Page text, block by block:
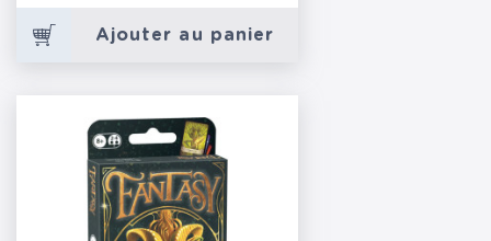
Ajouter au panier